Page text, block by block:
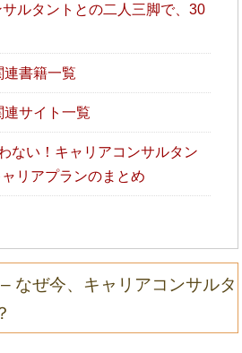
ルタントとの二人三脚で、30
書籍一覧
サイト一覧
ない！キャリアコンサルタン
リアプランのまとめ
なぜ今、キャリアコンサルタ